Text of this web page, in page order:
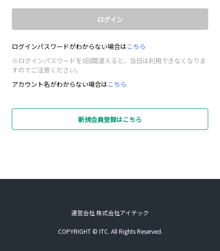
ログイン
ログインパスワードがわからない場合はこちら
※ログインパスワードを3回間違えると、当日は利用できなくなりま
すのでご注意ください。
アカウント名がわからない場合はこちら
新規会員登録はこちら
運営会社 株式会社アイテック
COPYRIGHT © ITC. All Rights Reserved.